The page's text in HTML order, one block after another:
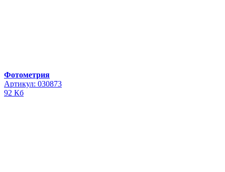
Фотометрия
Артикул: 030873
92 Кб